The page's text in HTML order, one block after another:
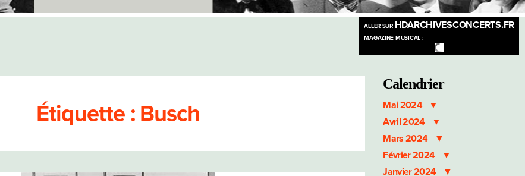
Étiquette : Busch
ALLER SUR HDARCHIVESCONCERTS.FR
MAGAZINE MUSICAL :
Calendrier
Mai 2024
Avril 2024
Mars 2024
Février 2024
Janvier 2024